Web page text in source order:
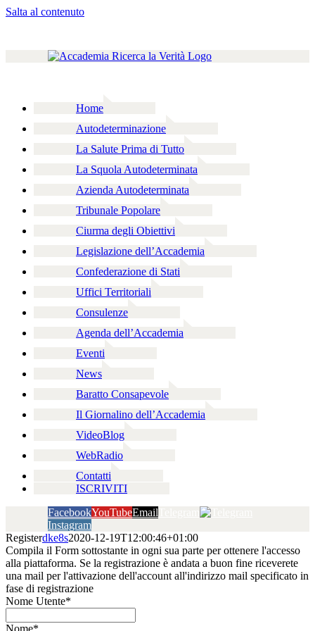
Salta al contenuto
Home
Autodeterminazione
La Salute Prima di Tutto
La Squola Autodeterminata
Azienda Autodeterminata
Tribunale Popolare
Ciurma degli Obiettivi
Legislazione dell’Accademia
Confederazione di Stati
Uffici Territoriali
Consulenze
Agenda dell’Accademia
Eventi
News
Baratto Consapevole
Il Giornalino dell’Accademia
VideoBlog
WebRadio
Contatti
ISCRIVITI
FacebookYouTubeEmail
Instagram
Registerdke8s2020-12-19T12:00:46+01:00
Compila il Form sottostante in ogni sua parte per ottenere l'accesso
alla piattaforma. Se la registrazione è andata a buon fine riceverete
una mail per l'attivazione dell'account all'indirizzo mail specificato in
fase di registrazione
Nome Utente*
Nome*